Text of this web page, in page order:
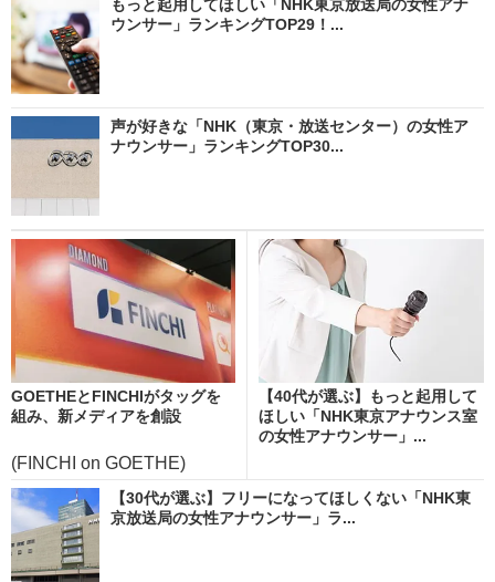
もっと起用してほしい「NHK東京放送局の女性アナ
ウンサー」ランキングTOP29！...
声が好きな「NHK（東京・放送センター）の女性ア
ナウンサー」ランキングTOP30...
GOETHEとFINCHIがタッグを
組み、新メディアを創設
(FINCHI on GOETHE)
【40代が選ぶ】もっと起用して
ほしい「NHK東京アナウンス室
の女性アナウンサー」...
【30代が選ぶ】フリーになってほしくない「NHK東
京放送局の女性アナウンサー」ラ...